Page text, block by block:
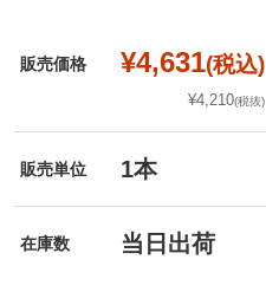
販売価格 ¥4,631(税込)
¥4,210(税抜)
販売単位 1本
在庫数 当日出荷